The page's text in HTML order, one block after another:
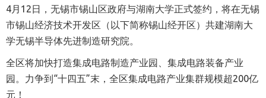
4月12日，无锡市锡山区政府与湖南大学正式签约，将在无锡
市锡山经济技术开发区（以下简称锡山经开区）共建湖南大
学无锡半导体先进制造研究院。
全区将加快打造集成电路制造产业园、集成电路装备产业
园。力争到“十四五”末，全区集成电路产业集群规模超200亿
元！